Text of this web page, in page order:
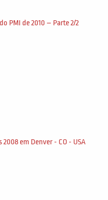
PMI de 2010 – Parte 2/2
em Denver - CO - USA